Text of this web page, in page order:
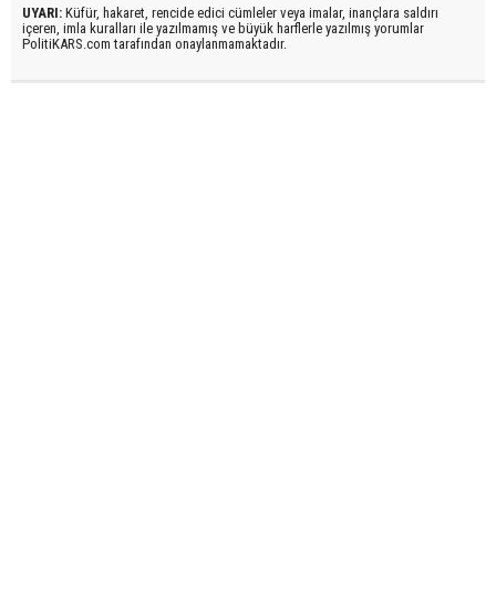
UYARI: Küfür, hakaret, rencide edici cümleler veya imalar, inançlara saldırı
içeren, imla kuralları ile yazılmamış ve büyük harflerle yazılmış yorumlar
PolitiKARS.com tarafından onaylanmamaktadır.